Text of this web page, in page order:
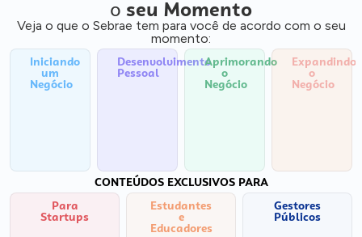
o seu Momento
Veja o que o Sebrae tem para você de acordo com o seu
momento:
Iniciando
um
Negócio
Desenvolvimento
Pessoal
Aprimorando
o
Negócio
Expandindo
o
Negócio
CONTEÚDOS EXCLUSIVOS PARA
Para
Startups
Estudantes
e
Educadores
Gestores
Públicos